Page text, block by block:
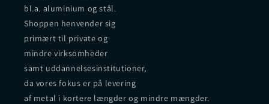
bl.a. aluminium og stål.
Shoppen henvender sig
primært til private og
mindre virksomheder
samt uddannelsesinstitutioner,
da vores fokus er på levering
af metal i kortere længder og mindre mængder.